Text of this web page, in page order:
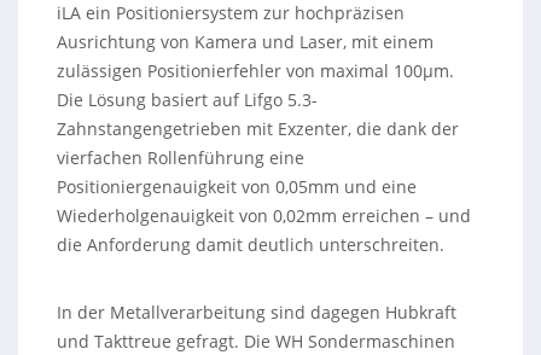
iLA ein Positioniersystem zur hochpräzisen
Ausrichtung von Kamera und Laser, mit einem
zulässigen Positionierfehler von maximal 100µm.
Die Lösung basiert auf Lifgo 5.3-
Zahnstangengetrieben mit Exzenter, die dank der
vierfachen Rollenführung eine
Positioniergenauigkeit von 0,05mm und eine
Wiederholgenauigkeit von 0,02mm erreichen – und
die Anforderung damit deutlich unterschreiten.
In der Metallverarbeitung sind dagegen Hubkraft
und Takttreue gefragt. Die WH Sondermaschinen